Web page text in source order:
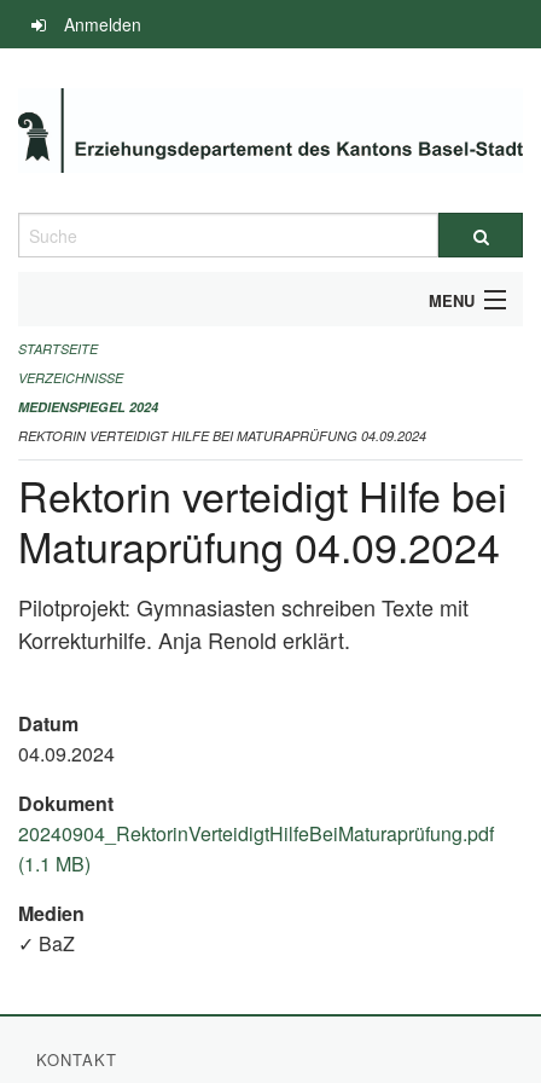
Navigation
überspringen
Anmelden
Suche
MENU
INFOS ZUM ED-MEDIENSPIEGEL
IMPRESSUM
STARTSEITE
VERZEICHNISSE
MEDIENSPIEGEL 2024
REKTORIN VERTEIDIGT HILFE BEI MATURAPRÜFUNG 04.09.2024
Rektorin verteidigt Hilfe bei
Maturaprüfung 04.09.2024
Pilotprojekt: Gymnasiasten schreiben Texte mit
Korrekturhilfe. Anja Renold erklärt.
Datum
04.09.2024
Dokument
20240904_RektorinVerteidigtHilfeBeiMaturaprüfung.pdf
(1.1 MB)
Medien
✓ BaZ
KONTAKT